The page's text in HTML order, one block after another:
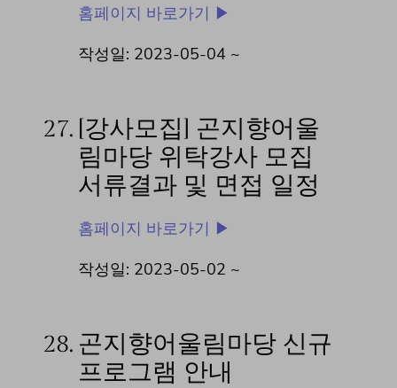
홈페이지 바로가기 ▶
작성일: 2023-05-04 ~
27. [강사모집] 곤지향어울
림마당 위탁강사 모집
서류결과 및 면접 일정
홈페이지 바로가기 ▶
작성일: 2023-05-02 ~
28. 곤지향어울림마당 신규
프로그램 안내